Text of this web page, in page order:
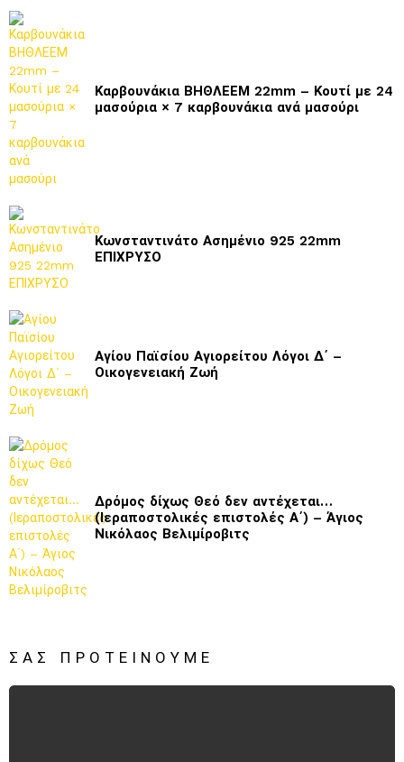
Καρβουνάκια ΒΗΘΛΕΕΜ 22mm – Κουτί με 24
μασούρια × 7 καρβουνάκια ανά μασούρι
Κωνσταντινάτο Ασημένιο 925 22mm
ΕΠΙΧΡΥΣΟ
Αγίου Παϊσίου Αγιορείτου Λόγοι Δ΄ –
Οικογενειακή Ζωή
Δρόμος δίχως Θεό δεν αντέχεται…
(Ιεραποστολικές επιστολές Α΄) – Άγιος
Νικόλαος Βελιμίροβιτς
ΣΑΣ ΠΡΟΤΕΊΝΟΥΜΕ